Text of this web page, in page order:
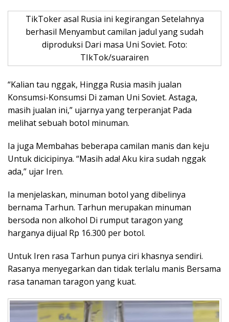
TikToker asal Rusia ini kegirangan Setelahnya
berhasil Menyambut camilan jadul yang sudah
diproduksi Dari masa Uni Soviet. Foto:
TIkTok/suarairen
“Kalian tau nggak, Hingga Rusia masih jualan
Konsumsi-Konsumsi Di zaman Uni Soviet. Astaga,
masih jualan ini,” ujarnya yang terperanjat Pada
melihat sebuah botol minuman.
Ia juga Membahas beberapa camilan manis dan keju
Untuk dicicipinya. “Masih ada! Aku kira sudah nggak
ada,” ujar Iren.
Ia menjelaskan, minuman botol yang dibelinya
bernama Tarhun. Tarhun merupakan minuman
bersoda non alkohol Di rumput taragon yang
harganya dijual Rp 16.300 per botol.
Untuk Iren rasa Tarhun punya ciri khasnya sendiri.
Rasanya menyegarkan dan tidak terlalu manis Bersama
rasa tanaman taragon yang kuat.